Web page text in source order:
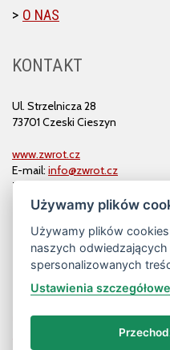
O NAS
KONTAKT
Ul. Strzelnicza 28
73701 Czeski Cieszyn
www.zwrot.cz
E-mail: info@zwrot.cz
Tel. i faks: 558 711 582
Używamy plików
Używamy plików
naszych
spersonalizowanych
Ustawienia szczegółowe